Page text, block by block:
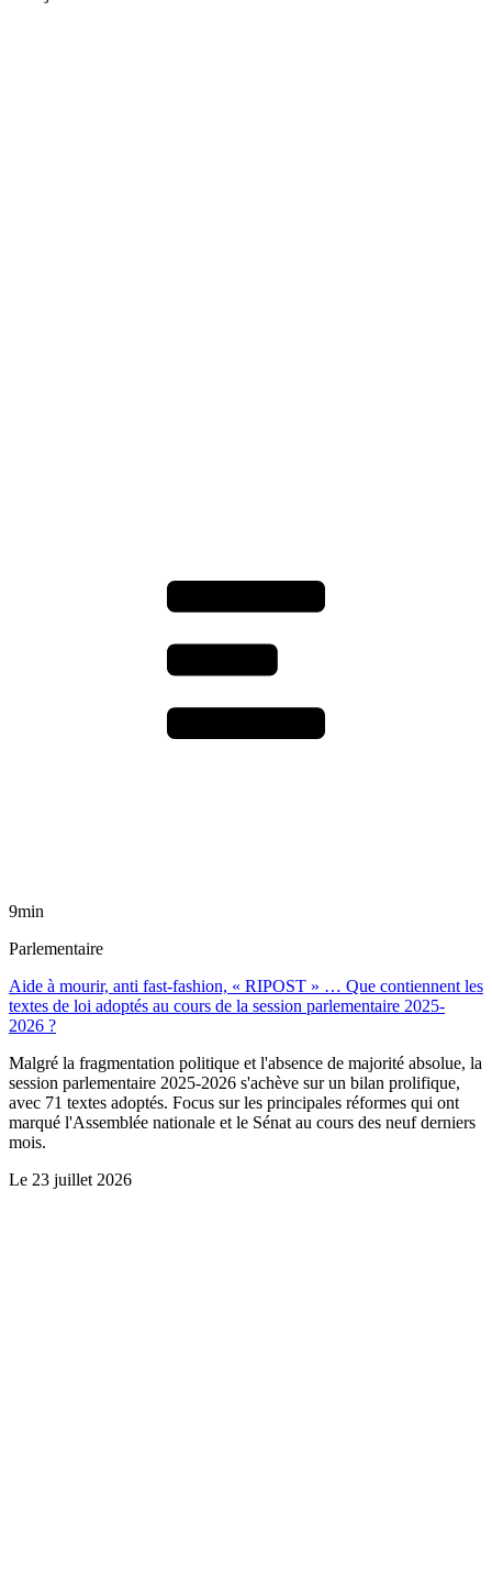
9min
Parlementaire
Aide à mourir, anti fast-fashion, « RIPOST » … Que contiennent les
textes de loi adoptés au cours de la session parlementaire 2025-
2026 ?
Malgré la fragmentation politique et l'absence de majorité absolue, la
session parlementaire 2025-2026 s'achève sur un bilan prolifique,
avec 71 textes adoptés. Focus sur les principales réformes qui ont
marqué l'Assemblée nationale et le Sénat au cours des neuf derniers
mois.
Le 23 juillet 2026